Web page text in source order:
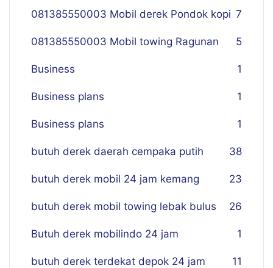
081385550003 Mobil derek Pondok kopi 7
081385550003 Mobil towing Ragunan 5
Business 1
Business plans 1
Business plans 1
butuh derek daerah cempaka putih 38
butuh derek mobil 24 jam kemang 23
butuh derek mobil towing lebak bulus 26
Butuh derek mobilindo 24 jam 1
butuh derek terdekat depok 24 jam 11